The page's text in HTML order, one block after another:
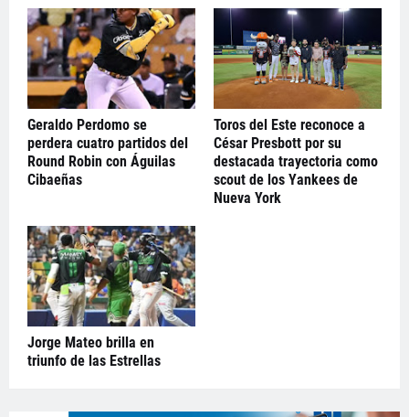
Geraldo Perdomo se
perdera cuatro partidos del
Round Robin con Águilas
Cibaeñas
Toros del Este reconoce a
César Presbott por su
destacada trayectoria como
scout de los Yankees de
Nueva York
Jorge Mateo brilla en
triunfo de las Estrellas